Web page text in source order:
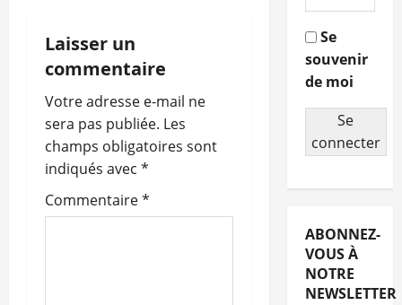
i
g
a
t
i
o
Laisser un
commentaire
Votre adresse e-mail ne
sera pas publiée. Les
champs obligatoires sont
indiqués avec *
Commentaire*
Se
souvenir
de moi
Se
connecter
ABONNEZ-
VOUS À
NOTRE
NEWSLETTER